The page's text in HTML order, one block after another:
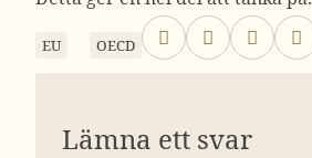
EU OECD
Lämna ett svar